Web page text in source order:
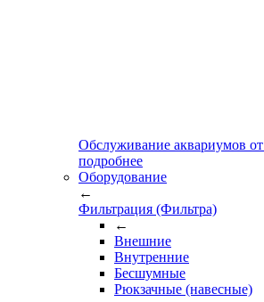
Обслуживание аквариумов от
подробнее
Оборудование
←
Фильтрация (Фильтра)
←
Внешние
Внутренние
Бесшумные
Рюкзачные (навесные)